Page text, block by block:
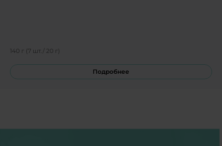
140 г (7 шт./ 20 г)
Подробнее